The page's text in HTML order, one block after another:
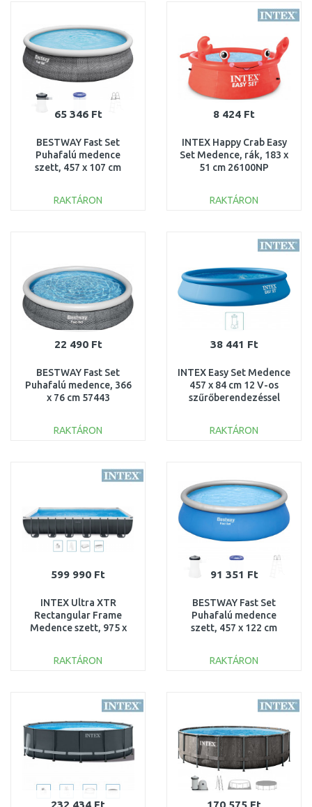
Összehasonlítás
65 346 Ft
BESTWAY Fast Set
Puhafalú medence
szett, 457 x 107 cm
RAKTÁRON
8 424 Ft
INTEX Happy Crab Easy
Set Medence, rák, 183 x
51 cm 26100NP
RAKTÁRON
Összehasonlítás
22 490 Ft
BESTWAY Fast Set
Puhafalú medence, 366
x 76 cm 57443
RAKTÁRON
Összehasonlítás
38 441 Ft
INTEX Easy Set Medence
457 x 84 cm 12 V-os
szűrőberendezéssel
RAKTÁRON
599 990 Ft
INTEX Ultra XTR
Rectangular Frame
Medence szett, 975 x
RAKTÁRON
Összehasonlítás
91 351 Ft
BESTWAY Fast Set
Puhafalú medence
szett, 457 x 122 cm
RAKTÁRON
Összehasonlítás
232 434 Ft 170 575 Ft